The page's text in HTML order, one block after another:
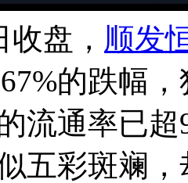
盘， 顺发
的跌幅
流通率已
五彩斑斓